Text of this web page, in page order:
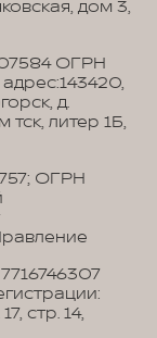
дом 3,
ОГРН
д.
тск, литер 1Б,
ОГРН
стр. 14,